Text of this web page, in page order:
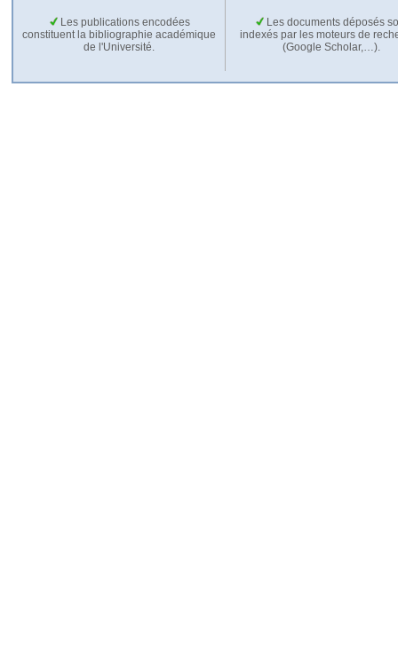
Les publications encodées
constituent la bibliographie académique
de l'Université.
Les documents déposés
indexés par les moteurs de
(Google Scholar,…).